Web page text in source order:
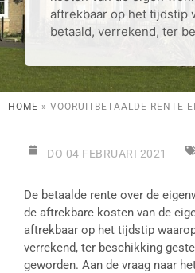
aftrekbaar op het tijdstip
betaald, verrekend, ter
HOME » VOORUITBETAALDE RENTE
DO 04 FEBRUARI 2021
De betaalde rente over de
de aftrekbare kosten van de
aftrekbaar op het tijdstip
verrekend, ter beschikking
geworden. Aan de vraag naar